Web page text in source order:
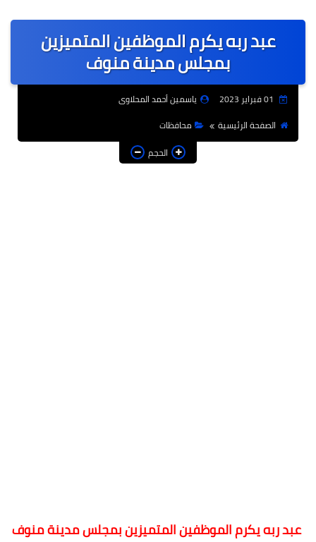
عالمى
الرياضة
حوادث وقضايا
التعليم
عبد ربه يكرم الموظفين المتميزين
بمجلس مدينة منوف
ياسمين أحمد المحلاوى
الصفحة الرئيسية
محافظات
الحجم
عبد ربه يكرم الموظفين المتميزين بمجلس مدينة منوف